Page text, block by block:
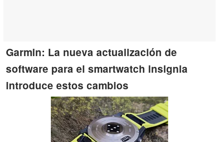
Garmin: La nueva actualización de
software para el smartwatch insignia
introduce estos cambios